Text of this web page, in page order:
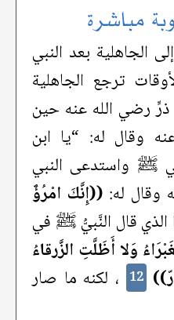
مباشرة
الجاهلية بعد النبي
ترجع الجاهلية
ذرٍّ رضي الله عنه حين
وقال له: “يا ابن
ﷺ واستدعى النبي
وقال له: ((إِنَّكَ امْرُؤٌ
الذي قال النَّبيُّ ﷺ في
وَلا أَظَلَّتِ الزَّرقاءُ
12 ، لكنه ما صار